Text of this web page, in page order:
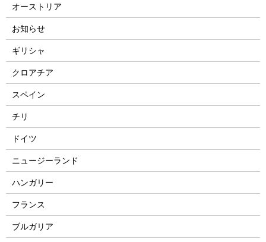
オーストリア
お知らせ
ギリシャ
クロアチア
スペイン
チリ
ドイツ
ニュージーランド
ハンガリー
フランス
ブルガリア